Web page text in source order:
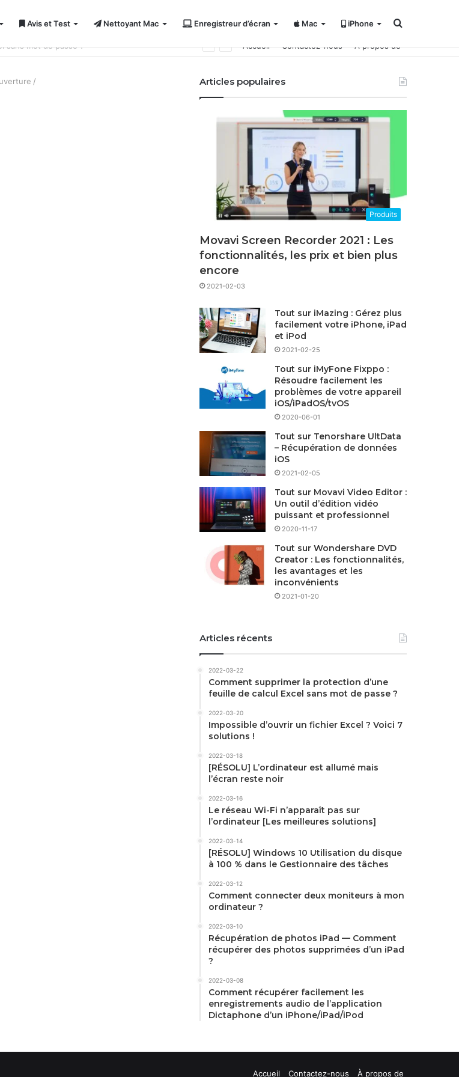
Avis et Test Nettoyant Mac Enregistreur d’écran Mac iPhone Rechercher
Accueil Contactez-nous À propos de
/ Articles populaires
Produits
Movavi Screen Recorder 2021 : Les
fonctionnalités, les prix et bien plus
encore
2021-02-03
Tout sur iMazing : Gérez plus
facilement votre iPhone, iPad
et iPod
2021-02-25
Tout sur iMyFone Fixppo :
Résoudre facilement les
problèmes de votre appareil
iOS/iPadOS/tvOS
2020-06-01
Tout sur Tenorshare UltData
– Récupération de données
iOS
2021-02-05
Tout sur Movavi Video Editor :
Un outil d’édition vidéo
puissant et professionnel
2020-11-17
Tout sur Wondershare DVD
Creator : Les fonctionnalités,
les avantages et les
inconvénients
2021-01-20
Articles récents
2022-03-22
Comment supprimer la protection d’une
feuille de calcul Excel sans mot de passe ?
2022-03-20
Impossible d’ouvrir un fichier Excel ? Voici 7
solutions !
2022-03-18
[RÉSOLU] L’ordinateur est allumé mais
l’écran reste noir
2022-03-16
Le réseau Wi-Fi n’apparaît pas sur
l’ordinateur [Les meilleures solutions]
2022-03-14
[RÉSOLU] Windows 10 Utilisation du disque
à 100 % dans le Gestionnaire des tâches
2022-03-12
Comment connecter deux moniteurs à mon
ordinateur ?
2022-03-10
Récupération de photos iPad — Comment
récupérer des photos supprimées d’un iPad
?
2022-03-08
Comment récupérer facilement les
enregistrements audio de l’application
Dictaphone d’un iPhone/iPad/iPod
Accueil Contactez-nous À propos de